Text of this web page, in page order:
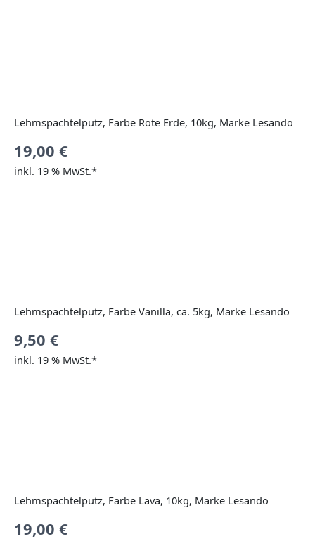
Lehmspachtelputz, Farbe Rote Erde, 10kg, Marke Lesando
19,00 €
inkl. 19 % MwSt.*
Lehmspachtelputz, Farbe Vanilla, ca. 5kg, Marke Lesando
9,50 €
inkl. 19 % MwSt.*
Lehmspachtelputz, Farbe Lava, 10kg, Marke Lesando
19,00 €